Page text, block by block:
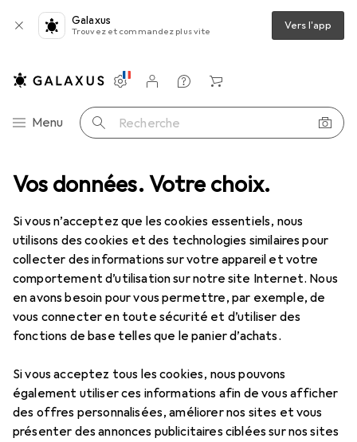
Vos données. Votre choix.
Si vous n’acceptez que les cookies essentiels, nous
utilisons des cookies et des technologies similaires pour
collecter des informations sur votre appareil et votre
comportement d’utilisation sur notre site Internet. Nous
en avons besoin pour vous permettre, par exemple, de
vous connecter en toute sécurité et d’utiliser des
fonctions de base telles que le panier d’achats.
Si vous acceptez tous les cookies, nous pouvons
également utiliser ces informations afin de vous afficher
des offres personnalisées, améliorer nos sites et vous
présenter des annonces publicitaires ciblées sur nos sites
Galaxus
Trouvez et commandez plus vite Vers l'app
Navigation par catégorie
Menu Recherche
Paramètres
Compte client
Listes de comparaison
Listes d'envies
Panier
Circuit de voitures : accessoires Scalextric Borders R1 4 pièces
2 images
Scalextric Borders R1 4 pièces
Prix en EUR TVA incl.
EUR
21,57
1
Évaluations Marque
Plus de produits
Scalextric